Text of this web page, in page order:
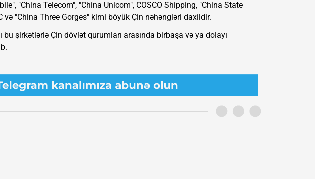
"China Telecom", "China Unicom", COSCO Shipping, "China State
və "China Three Gorges" kimi böyük Çin nəhəngləri daxildir.
bu şirkətlərlə Çin dövlət qurumları arasında birbaşa və ya dolayı